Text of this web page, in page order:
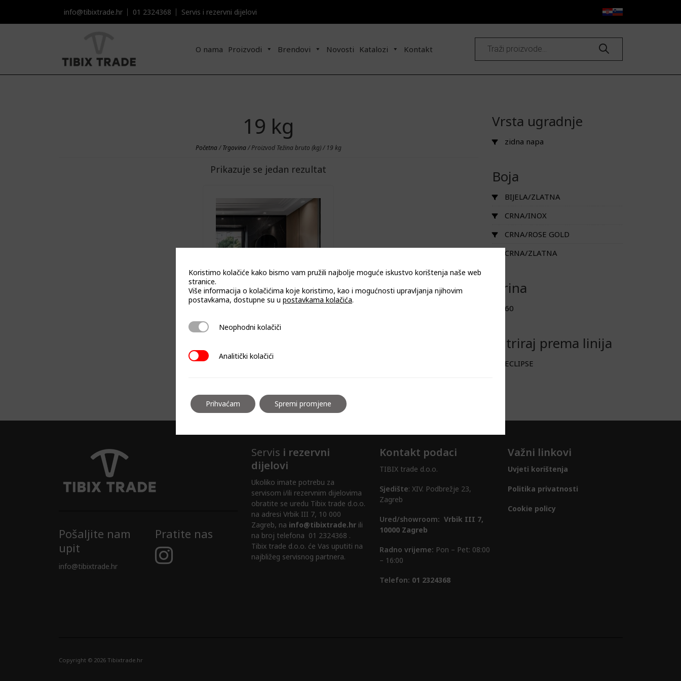
info@tibixtrade.hr 01 2324368 Servis i rezervni dijelovi​​
O nama Proizvodi Brendovi Novosti Katalozi Kontakt Products
search
19 kg
Početna/Trgovina/ Proizvod Težina bruto (kg) / 19 kg
Prikazuje se jedan rezultat
zidna napa CDP6001
Vrsta ugradnje
zidna napa
Boja
BIJELA/ZLATNA
CRNA/INOX
CRNA/ROSE GOLD
CRNA/ZLATNA
Širina
60
Filtriraj prema linija
ECLIPSE
Pošaljite nam
upit
info@tibixtrade.hr
Pratite nas
Servis i rezervni
dijelovi
Ukoliko imate potrebu za
servisom i/ili rezervnim dijelovima
obratite se uredu Tibix trade d.o.o.
na adresi Vrbik III 7, 10 000
Zagreb, na info@tibixtrade.hrili
na broj telefona 01 2324368 .
Tibix trade d.o.o. će Vas uputiti na
najbližeg servisnog partnera.
Kontakt podaci
TIBIX trade d.o.o.
Sjedište: XIV. Podbrežje 23,
Zagreb
Ured/showroom: Vrbik III 7,
10000 Zagreb
Radno vrijeme: Pon – Pet: 08:00
– 16:00
Telefon: 01 2324368
Važni linkovi
Uvjeti korištenja
Politika privatnosti
Cookie policy
Copyright © 2026 Tibixtrade.hr
Koristimo kolačiće kako bismo vam pružili najbolje moguće iskustvo korištenja naše web
stranice.
Više informacija o kolačićima koje koristimo, kao i mogućnosti upravljanja njihovim
postavkama, dostupne su u postavkama kolačića.
Neophodni kolačiči
Neophodni kolačiči
Analitički kolačići
Analitički kolačići
Prihvaćam Spremi promjene